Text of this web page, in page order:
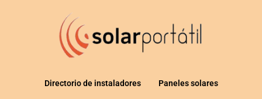
Directorio de instaladores Paneles solares